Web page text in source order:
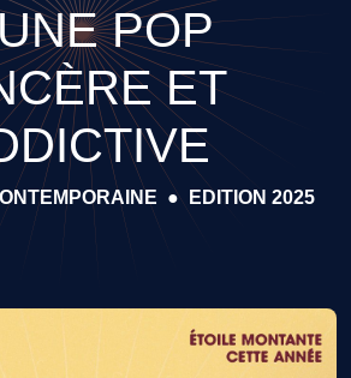
POP
ET
● EDITION 2025